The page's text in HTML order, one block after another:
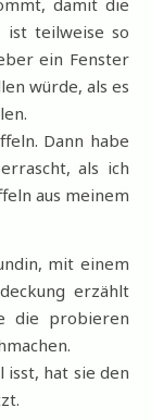
damit die
ist teilweise so
ein Fenster
würde, als es
Dann habe
als ich
aus meinem
mit einem
erzählt
die probieren
isst, hat sie den